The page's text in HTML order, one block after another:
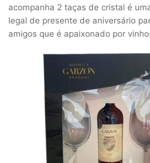
acompanha 2 taças de cristal é
legal de presente de aniversário
amigos que é apaixonado por